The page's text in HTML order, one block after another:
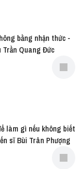
podcast này
⁠⁠⁠⁠⁠⁠⁠⁠⁠⁠⁠⁠⁠⁠⁠⁠⁠⁠⁠⁠⁠⁠⁠⁠⁠⁠⁠⁠⁠⁠⁠⁠⁠Vietcetera⁠⁠⁠⁠⁠⁠⁠⁠⁠⁠⁠⁠⁠⁠⁠⁠⁠⁠⁠⁠⁠⁠⁠⁠⁠⁠⁠⁠⁠⁠⁠⁠⁠
thể donate tại:
vietcetera⁠⁠⁠⁠⁠⁠⁠⁠⁠⁠⁠⁠⁠⁠⁠⁠⁠⁠⁠⁠⁠⁠⁠⁠⁠⁠⁠⁠⁠⁠⁠⁠⁠
bằng nhận thức -
Trần Quang Đức
làm gì nếu không biết
sĩ Bùi Trân Phượng